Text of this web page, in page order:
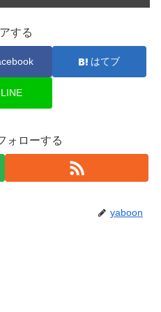
する
はてブ
LINE
ォローする
yaboon